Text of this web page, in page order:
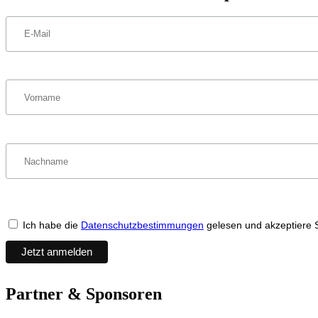
Ich habe die Datenschutzbestimmungen gelesen und akzeptiere
Partner & Sponsoren